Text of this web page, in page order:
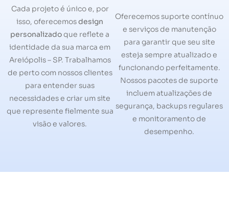
Cada projeto é único e, por
isso, oferecemosdesign
personalizadoque reflete a
identidade da sua marca em
Areiópolis – SP. Trabalhamos
de perto com nossos clientes
para entender suas
necessidades e criar um site
que represente fielmente sua
visão e valores.
Oferecemos suporte contínuo
e serviços de manutenção
para garantir que seu site
esteja sempre atualizado e
funcionando perfeitamente.
Nossos pacotes de suporte
incluem atualizações de
segurança, backups regulares
e monitoramento de
desempenho.